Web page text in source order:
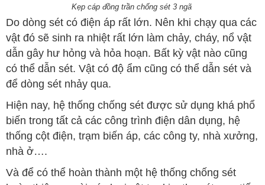
Kẹp cáp đồng trần chống sét 3 ngã
Do dòng sét có điện áp rất lớn. Nên khi chạy qua các
vật đó sẽ sinh ra nhiệt rất lớn làm chảy, cháy, nổ vật
dẫn gây hư hỏng và hỏa hoạn. Bất kỳ vật nào cũng
có thể dẫn sét. Vật có độ ẩm cũng có thể dẫn sét và
để dòng sét nhảy qua.
Hiện nay, hệ thống chống sét được sử dụng khá phổ
biến trong tất cả các công trình điện dân dụng, hệ
thống cột điện, trạm biến áp, các công ty, nhà xưởng,
nhà ở….
Và để có thể hoàn thành một hệ thống chống sét